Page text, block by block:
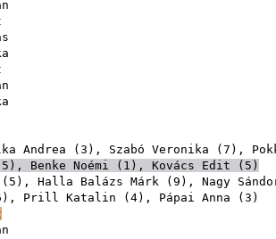
Andrea ( 3 ), Szabó Veronika ( 7 ),
5 ), Benke Noémi ( 1 ), Kovács Edit ( 5 )
( 5 ), Halla Balázs Márk ( 9 ), Nagy
), Prill Katalin ( 4), Pápai Anna ( 3